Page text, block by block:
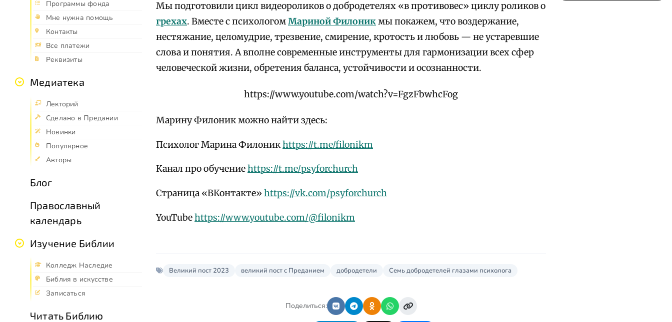
Программы фонда
Мне нужна помощь
Контакты
Все платежи
Реквизиты
Медиатека
Лекторий
Сделано в Предании
Новинки
Популярное
Авторы
Блог
Православный
календарь
Изучение Библии
Колледж Наследие
Библия в искусстве
Записаться
Читать Библию
Мы подготовили цикл видеороликов о добродетелях «в противовес» циклу роликов о
грехах. Вместе с психологомМариной Филоникмы покажем, что воздержание,
нестяжание, целомудрие, трезвение, смирение, кротость и любовь — не устаревшие
слова и понятия. А вполне современные инструменты для гармонизации всех сфер
человеческой жизни, обретения баланса, устойчивости и осознанности.
https://www.youtube.com/watch?v=FgzFbwhcFog
Марину Филоник можно найти здесь:
Психолог Марина Филоникhttps://t.me/filonikm
Канал про обучениеhttps://t.me/psyforchurch
Страница «ВКонтакте» https://vk.com/psyforchurch
YouTubehttps://www.youtube.com/@filonikm
Великий пост 2023 великий пост с Преданием добродетели Семь добродетелей глазами психолога
Поделиться: